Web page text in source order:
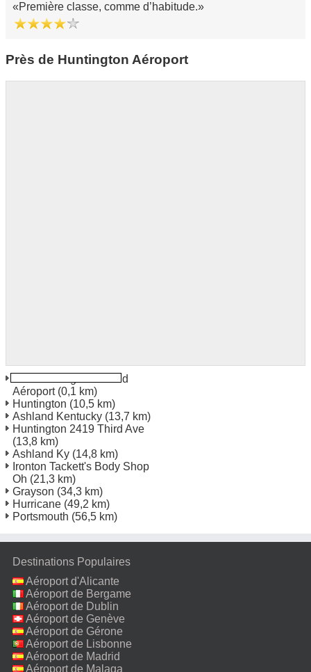
Première classe, comme d’habitude.
Près de Huntington Aéroport
Milton J Ferguson Field
Aéroport(0,1 km)
Huntington (10,5 km)
Ashland Kentucky (13,7 km)
Huntington 2419 Third Ave
(13,8 km)
Ashland Ky (14,8 km)
Ironton Tackett's Body Shop
Oh (21,3 km)
Grayson (34,3 km)
Hurricane (49,2 km)
Portsmouth (56,5 km)
Destinations Populaires
Aéroport d'Alicante
Aéroport de Bergame
Aéroport de Dublin
Aéroport de Genève
Aéroport de Gérone
Aéroport de Lisbonne
Aéroport de Madrid
Aéroport de Malaga